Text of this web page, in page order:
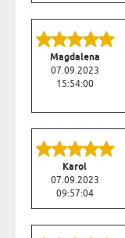
Magdalena
07.09.2023
15:54:00
Karol
07.09.2023
09:57:04